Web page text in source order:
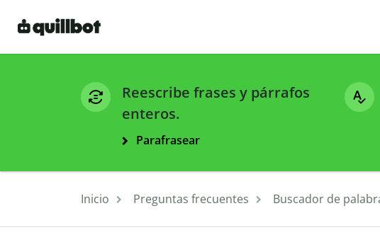
Reescribe frases y párrafos
enteros.
Parafrasear
Inicio Preguntas frecuentes Buscador de